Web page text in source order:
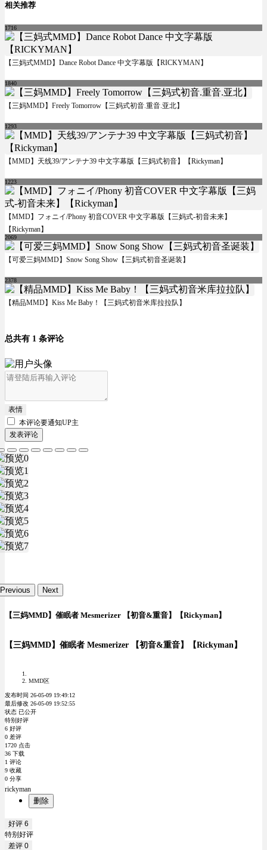
相关推荐
1716
【三妈式MMD】Dance Robot Dance 中文字幕版【RICKYMAN】
1840
【三妈MMD】Freely Tomorrow【三妈式初音.重音.亚北】
1293
【MMD】天线39/アンテナ39 中文字幕版【三妈式初音】【Rickyman】
1223
【MMD】フォニイ/Phony 初音COVER 中文字幕版【三妈式-初音未来】
【Rickyman】
2069
【可爱三妈MMD】Snow Song Show【三妈式初音圣诞装】
2378
【精品MMD】Kiss Me Baby！【三妈式初音米库拉拉队】
总共有 1 条评论
表情
本评论要通知UP主
发表评论
Previous Next
【三妈MMD】催眠者 Mesmerizer 【初音&重音】【Rickyman】
【三妈MMD】催眠者 Mesmerizer 【初音&重音】【Rickyman】
MMD区
发布时间 26-05-09 19:49:12
最后修改 26-05-09 19:52:55
状态 已公开
特别好评
6 好评
0 差评
1720 点击
36 下载
1 评论
9 收藏
0 分享
rickyman
删除
好评 6
特别好评
差评 0